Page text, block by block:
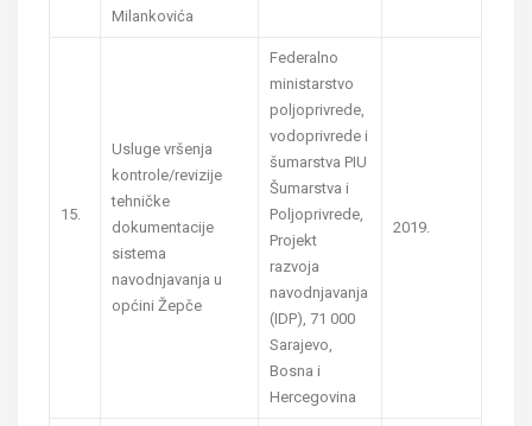
Milankovića
15.
Usluge vršenja
kontrole/revizije
tehničke
dokumentacije
sistema
navodnjavanja u
općini Žepče
Federalno
ministarstvo
poljoprivrede,
vodoprivrede i
šumarstva PIU
Šumarstva i
Poljoprivrede,
Projekt
razvoja
navodnjavanja
(IDP), 71 000
Sarajevo,
Bosna i
Hercegovina
2019.